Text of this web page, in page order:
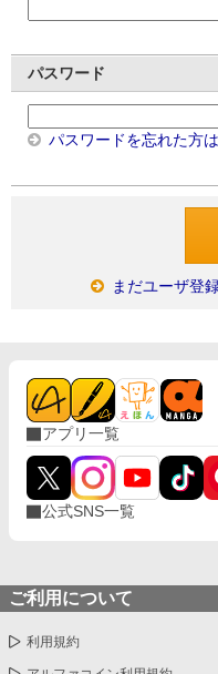
パスワード
パスワードを忘れた方
まだユーザ登
アプリ一覧
公式SNS一覧
ご利用について
利用規約